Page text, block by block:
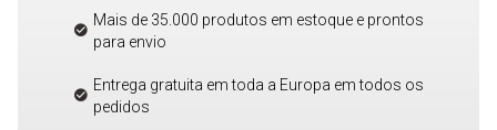
Mais de 35.000 produtos em estoque e prontos
para envio
Entrega gratuita em toda a Europa em todos os
pedidos